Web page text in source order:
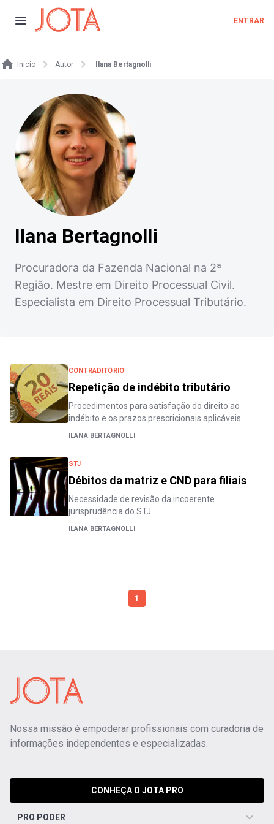
ENTRAR
Início Autor Ilana Bertagnolli
Ilana Bertagnolli
Procuradora da Fazenda Nacional na 2ª
Região. Mestre em Direito Processual Civil.
Especialista em Direito Processual Tributário.
CONTRADITÓRIO
Repetição de indébito tributário
Procedimentos para satisfação do direito ao
indébito e os prazos prescricionais aplicáveis
ILANA BERTAGNOLLI
STJ
Débitos da matriz e CND para filiais
Necessidade de revisão da incoerente
jurisprudência do STJ
ILANA BERTAGNOLLI
1
Nossa missão é empoderar profissionais com curadoria de
informações independentes e especializadas.
CONHEÇA O JOTA PRO
PRO PODER